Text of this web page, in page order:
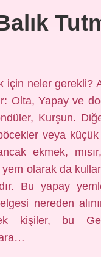
için neler gerekli?
Olta, Yapay ve
Kurşun.
veya küçük
ekmek,
olarak da
Bu yapay
belgesi nereden
kişiler, bu